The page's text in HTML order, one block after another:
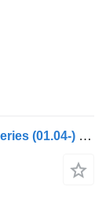
Accumulateur énergétique WABCO R-series (01.04-) 9254813130 pour tracteur routier Scania P,G,R,T-series (2004-2017)